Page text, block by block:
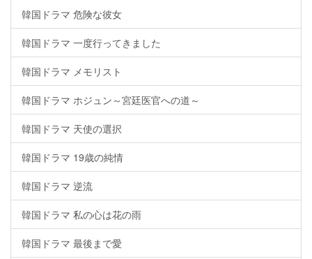
韓国ドラマ 危険な彼女
韓国ドラマ 一度行ってきました
韓国ドラマ メモリスト
韓国ドラマ ホジュン～宮廷医官への道～
韓国ドラマ 天使の選択
韓国ドラマ 19歳の純情
韓国ドラマ 逆流
韓国ドラマ 私の心は花の雨
韓国ドラマ 最後まで愛